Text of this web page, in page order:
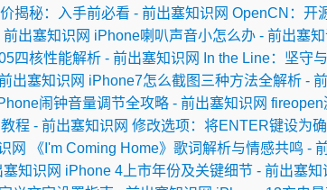
揭秘：入手前必看 - 前出塞知识网 OpenCN：开
出塞知识网 iPhone喇叭声音小怎么办 - 前出塞
四核性能解析 - 前出塞知识网
In the Line：坚守
出塞知识网 iPhone7怎么截图三种方法全解析 -
闹钟音量调节全攻略 - 前出塞知识网 fireopen
程 - 前出塞知识网 修改选项：将ENTER键设为
网
《I'm Coming Home》歌词解析与情感共鸣 -
知识网 iPhone 4上市年份及关键细节 - 前出塞知